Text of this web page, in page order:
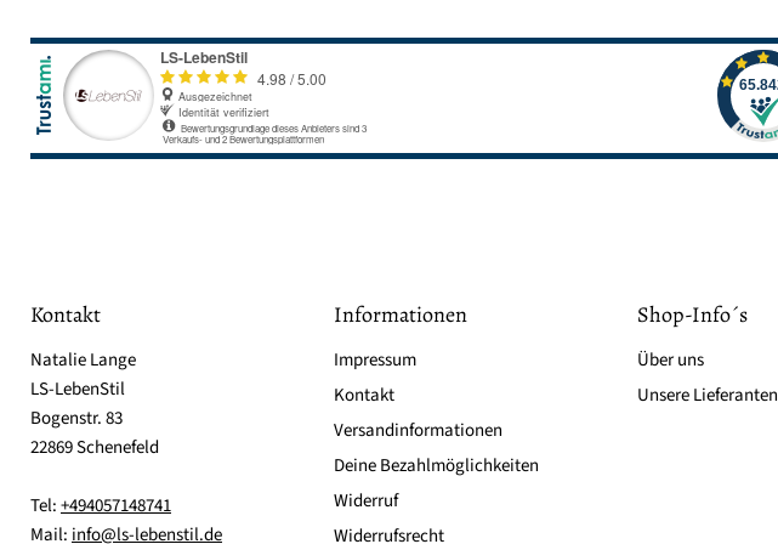
Kontakt
Natalie Lange
LS-LebenStil
Bogenstr. 83
22869 Schenefeld
Tel:+494057148741
Mail: info@ls-lebenstil.de
Informationen
Impressum
Kontakt
Versandinformationen
Deine Bezahlmöglichkeiten
Widerruf
Widerrufsrecht
Shop-Info´s
Über uns
Unsere Lieferanten